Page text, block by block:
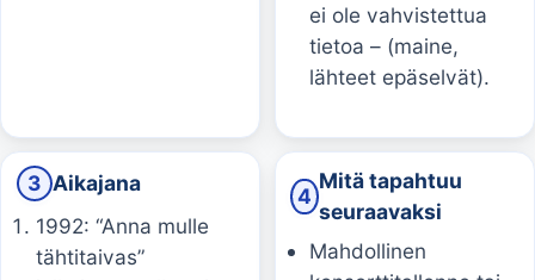
ei ole vahvistettua
tietoa – (maine,
lähteet epäselvät).
3 Aikajana
1992: “Anna mulle
tähtitaivas”
4
Mitä tapahtuu
seuraavaksi
Mahdollinen